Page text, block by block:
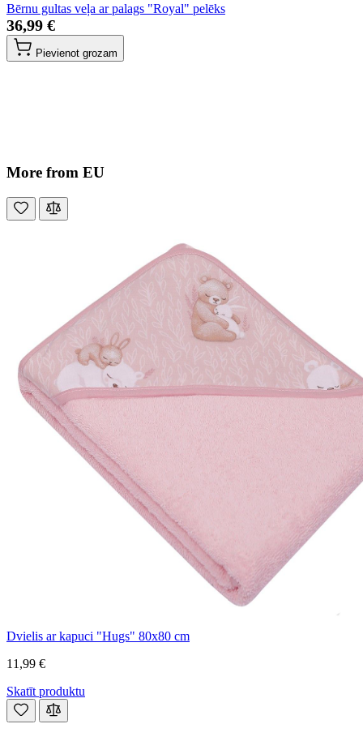
Bērnu gultas veļa ar palags "Royal" pelēks
36,99 €
Pievienot grozam
More from EU
Dvielis ar kapuci "Hugs" 80x80 cm
11,99 €
Skatīt produktu